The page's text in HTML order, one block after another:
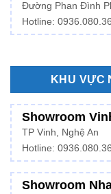
Đường Phan Đình
Hotline:
KHU VỰC
Showroom
TP Vinh, Nghệ An
Hotline:
Showroom